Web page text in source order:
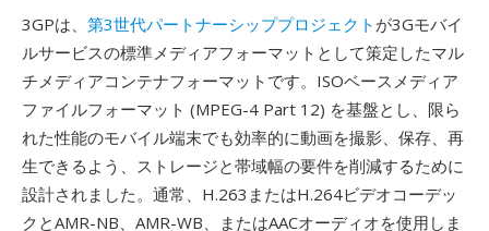
3GPは、 第3世代パートナーシッププロジェクト が3Gモバイ
ルサービスの標準メディアフォーマットとして策定したマル
チメディアコンテナフォーマットです。ISOベースメディア
ファイルフォーマット (MPEG-4 Part 12) を基盤とし、限ら
れた性能のモバイル端末でも効率的に動画を撮影、保存、再
生できるよう、ストレージと帯域幅の要件を削減するために
設計されました。通常、H.263またはH.264ビデオコーデッ
クとAMR-NB、AMR-WB、またはAACオーディオを使用しま